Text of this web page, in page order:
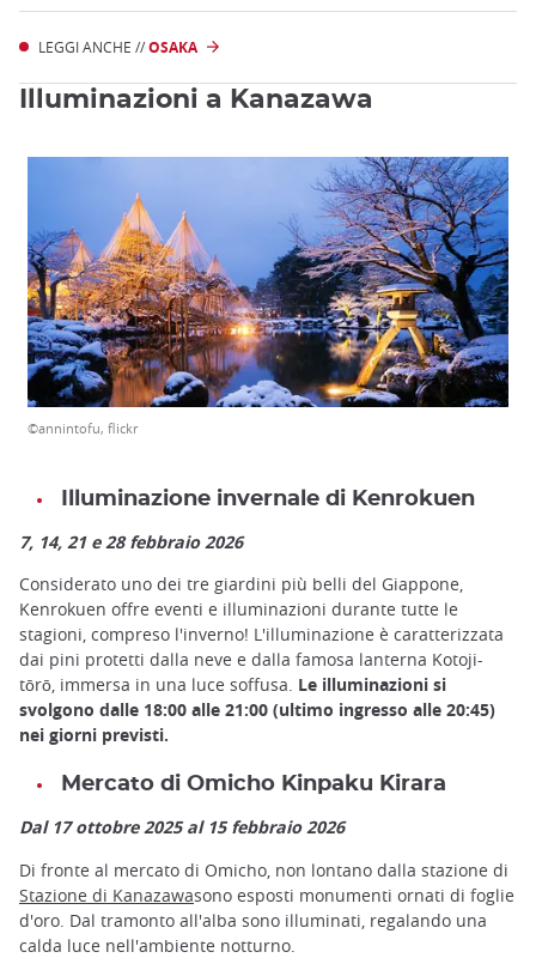
LEGGI ANCHE //OSAKA
Illuminazioni a Kanazawa
©annintofu, flickr
Illuminazione invernale di Kenrokuen
7, 14, 21 e 28 febbraio 2026
Considerato uno dei tre giardini più belli del Giappone,
Kenrokuen offre eventi e illuminazioni durante tutte le
stagioni, compreso l'inverno! L'illuminazione è caratterizzata
dai pini protetti dalla neve e dalla famosa lanterna Kotoji-
tōrō, immersa in una luce soffusa. Le illuminazioni si
svolgono dalle 18:00 alle 21:00 (ultimo ingresso alle 20:45)
nei giorni previsti.
Mercato di Omicho Kinpaku Kirara
Dal 17 ottobre 2025 al 15 febbraio 2026
Di fronte al mercato di Omicho, non lontano dalla stazione di
Stazione di Kanazawasono esposti monumenti ornati di foglie
d'oro. Dal tramonto all'alba sono illuminati, regalando una
calda luce nell'ambiente notturno.